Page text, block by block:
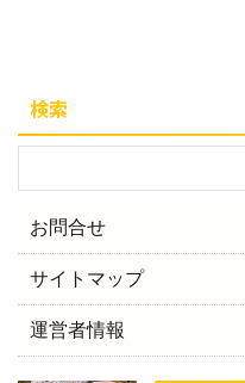
検索
お問合せ
サイトマップ
運営者情報